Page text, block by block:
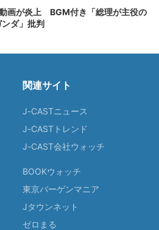
画が炎上 BGM付き「総理が主役の
ダ」批判
関連サイト
J-CASTニュース
J-CASTトレンド
J-CAST会社ウォッチ
BOOKウォッチ
東京バーゲンマニア
Jタウンネット
ゼロまる